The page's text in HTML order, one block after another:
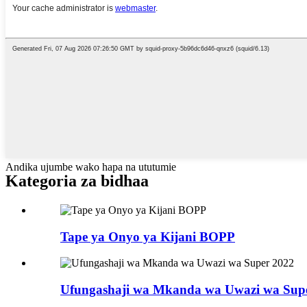
Andika ujumbe wako hapa na ututumie
Kategoria za bidhaa
Tape ya Onyo ya Kijani BOPP
Ufungashaji wa Mkanda wa Uwazi wa